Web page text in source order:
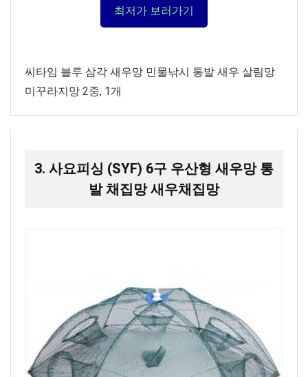
최저가 보러가기
씨타임 블루 삼각 새우망 민물낚시 통발 새우 살림망
미꾸라지망 2중, 1개
3. 사요피싱 (SYF) 6구 우산형 새우망 통
발 채집망 새우채집망